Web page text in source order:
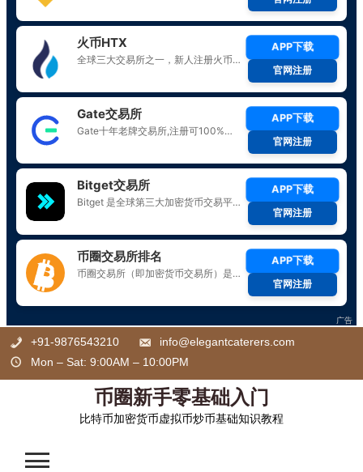
Skip
+91-9876543210
info@elegantcaterers.com
Mon – Sat: 9:00AM – 10:00PM
币圈新手零基础入门
比特币加密货币虚拟币炒币基础知识教程